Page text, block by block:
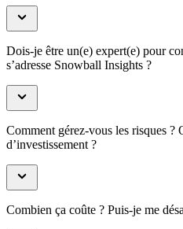
Dois-je être un(e) expert(e) pour
s’adresse Snowball Insights ?
Comment gérez-vous les risques ?
d’investissement ?
Combien ça coûte ? Puis-je me